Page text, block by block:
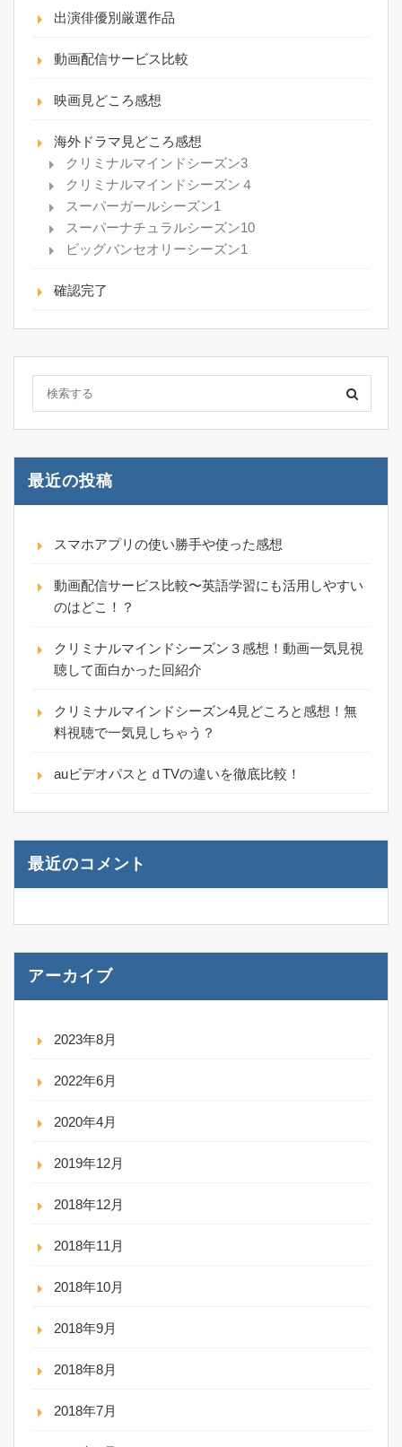
出演俳優別厳選作品
動画配信サービス比較
映画見どころ感想
海外ドラマ見どころ感想
クリミナルマインドシーズン3
クリミナルマインドシーズン４
スーパーガールシーズン1
スーパーナチュラルシーズン10
ビッグバンセオリーシーズン1
確認完了
最近の投稿
スマホアプリの使い勝手や使った感想
動画配信サービス比較〜英語学習にも活用しやすい
のはどこ！？
クリミナルマインドシーズン３感想！動画一気見視
聴して面白かった回紹介
クリミナルマインドシーズン4見どころと感想！無
料視聴で一気見しちゃう？
auビデオパスとｄTVの違いを徹底比較！
最近のコメント
アーカイブ
2023年8月
2022年6月
2020年4月
2019年12月
2018年12月
2018年11月
2018年10月
2018年9月
2018年8月
2018年7月